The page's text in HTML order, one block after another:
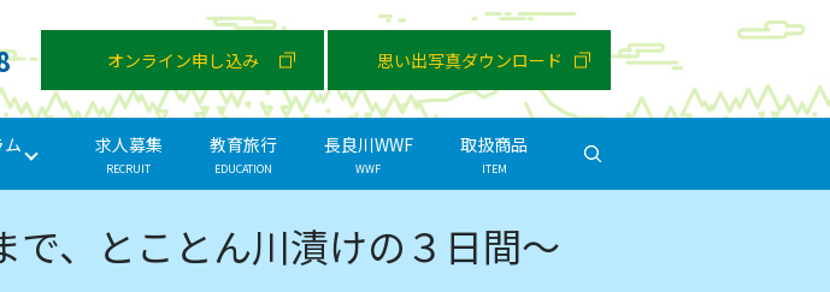
オンライン申し込み 思い出写真ダウンロード
ム 求人募集
RECRUIT
教育旅行
EDUCATION
長良川WWF
WWF
取扱商品
ITEM
、とことん川漬けの３日間～